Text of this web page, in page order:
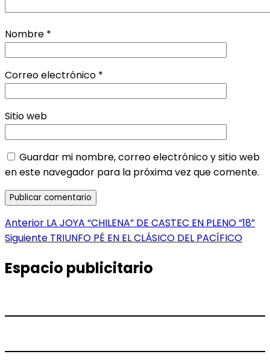
Nombre *
Correo electrónico *
Sitio web
Guardar mi nombre, correo electrónico y sitio web
en este navegador para la próxima vez que comente.
Navegación
de
entradas
Anterior Entrada
anterior:
LA JOYA “CHILENA” DE CASTEC EN PLENO “18”
Siguiente Entrada
TRIUNFO PÉ EN EL CLÁSICO DEL PACÍFICO
Espacio publicitario